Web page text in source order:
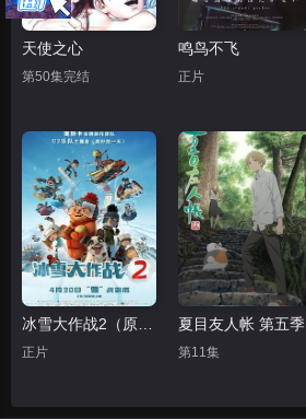
天使之心
第50集完结
鸣鸟不飞
正片
正片
夏目友人帐 第五季
第11集